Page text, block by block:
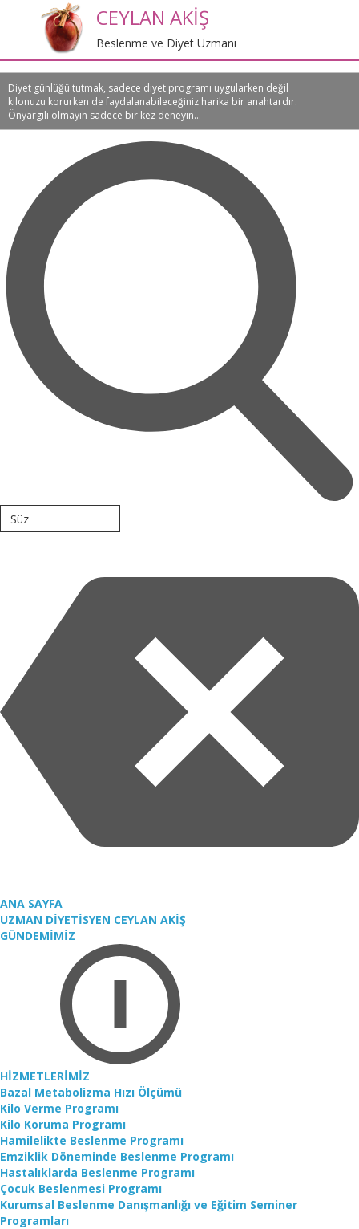
CEYLAN AKİŞ
Beslenme ve Diyet Uzmanı
Diyet günlüğü tutmak, sadece diyet programı uygularken değil
kilonuzu korurken de faydalanabileceğiniz harika bir anahtardır.
Önyargılı olmayın sadece bir kez deneyin...
ANA SAYFA
UZMAN DİYETİSYEN CEYLAN AKİŞ
GÜNDEMİMİZ
HİZMETLERİMİZ
Bazal Metabolizma Hızı Ölçümü
Kilo Verme Programı
Kilo Koruma Programı
Hamilelikte Beslenme Programı
Emziklik Döneminde Beslenme Programı
Hastalıklarda Beslenme Programı
Çocuk Beslenmesi Programı
Kurumsal Beslenme Danışmanlığı ve Eğitim Seminer
Programları